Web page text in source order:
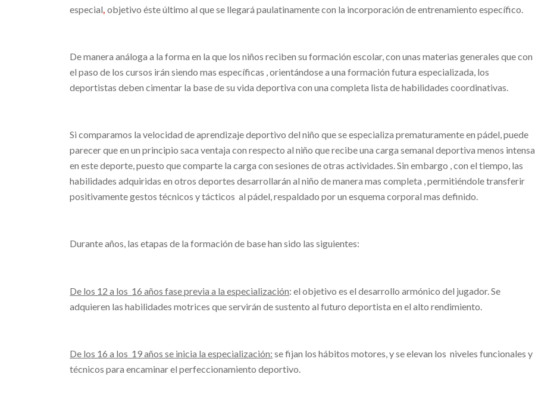
especial objetivo éste último al que se llegará paulatinamente con la incorporación de entrenamiento específico.
De manera análoga a la forma en la que los niños reciben su formación escolar, con unas materias generales que con
el paso de los cursos irán siendo mas específicas , orientándose a una formación futura especializada, los
deportistas deben cimentar la base de su vida deportiva con una completa lista de habilidades coordinativas.
Si comparamos la velocidad de aprendizaje deportivo del niño que se especializa prematuramente en pádel, puede
parecer que en un principio saca ventaja con respecto al niño que recibe una carga semanal deportiva menos intensa
en este deporte, puesto que comparte la carga con sesiones de otras actividades. Sin embargo , con el tiempo, las
habilidades adquiridas en otros deportes desarrollarán al niño de manera mas completa , permitiéndole transferir
positivamente gestos técnicos y tácticos al pádel, respaldado por un esquema corporal mas definido.
Durante años, las etapas de la formación de base han sido las siguientes:
De los 12 a los 16 años fase previa a la especialización: el objetivo es el desarrollo armónico del jugador. Se
adquieren las habilidades motrices que servirán de sustento al futuro deportista en el alto rendimiento.
De los 16 a los 19 años se inicia la especialización: se fijan los hábitos motores, y se elevan los niveles funcionales y
técnicos para encaminar el perfeccionamiento deportivo.